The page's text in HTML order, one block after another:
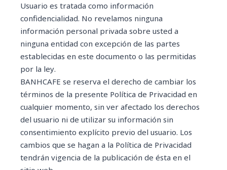
Usuario es tratada como información
confidencialidad. No revelamos ninguna
información personal privada sobre usted a
ninguna entidad con excepción de las partes
establecidas en este documento o las permitidas
por la ley.
BANHCAFE se reserva el derecho de cambiar los
términos de la presente Política de Privacidad en
cualquier momento, sin ver afectado los derechos
del usuario ni de utilizar su información sin
consentimiento explícito previo del usuario. Los
cambios que se hagan a la Política de Privacidad
tendrán vigencia de la publicación de ésta en el